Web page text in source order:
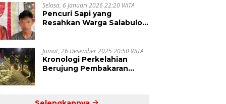
Selasa, 6 Januari 2026 22:20 WITA
Pencuri Sapi yang
Resahkan Warga Salabulo
Jumat, 26 Desember 2025 20:50 WITA
Kronologi Perkelahian
Berujung Pembakaran